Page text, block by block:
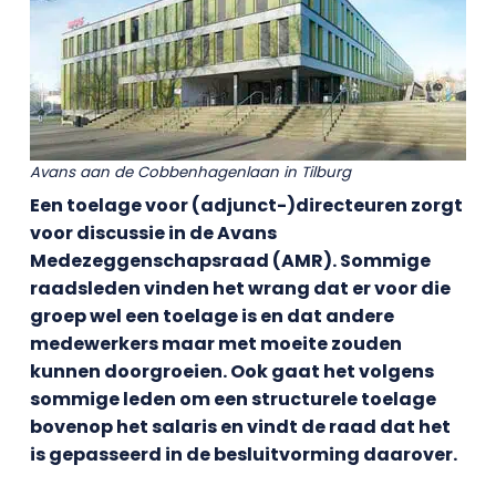
Avans aan de Cobbenhagenlaan in Tilburg
Een toelage voor (adjunct-)directeuren zorgt
voor discussie in de Avans
Medezeggenschapsraad (AMR). Sommige
raadsleden vinden het wrang dat er voor die
groep wel een toelage is en dat andere
medewerkers maar met moeite zouden
kunnen doorgroeien. Ook gaat het volgens
sommige leden om een structurele toelage
bovenop het salaris en vindt de raad dat het
is gepasseerd in de besluitvorming daarover.